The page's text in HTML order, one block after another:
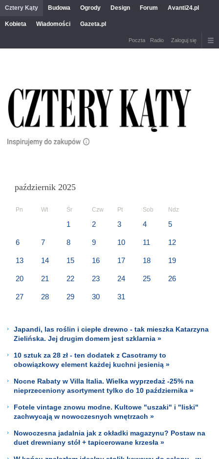
Cztery Kąty Budowa Ogrody Design Forum Avanti24.pl
Kobieta Wiadomości Gazeta.pl
Poczta Radio Zaloguj się
październik 2025
Pn Wt Śr Czw Pt Sob Ndz
1 2 3 4 5
6 7 8 9 10 11 12
13 14 15 16 17 18 19
20 21 22 23 24 25 26
27 28 29 30 31
Japandi, las roślin i ciepłe drewno - tak mieszka Katarzyna
Zielińska. Jej drugim domem jest szklarnia »
10 sztuk za 28 zł - ten dodatek z Casotramy to
obowiązkowy element każdej kuchni jesienią »
Nocne Rabaty w Villa Italia. Wielka wyprzedaż -25% na
nieprzeceniony asortyment tylko do 10 października »
Fotele vintage znowu modne. Kultowe "uszaki" i "liski"
zachwycają w nowoczesnych wnętrzach »
Nowoczesna jadalnia jak z okładki magazynu? Postaw na
duet drewniany stół + tapicerowane krzesła »